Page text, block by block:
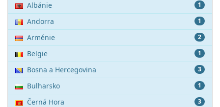
1
Albánie
1
Andorra
2
Arménie
1
Belgie
3
Bosna a Hercegovina
1
Bulharsko
3
Černá Hora